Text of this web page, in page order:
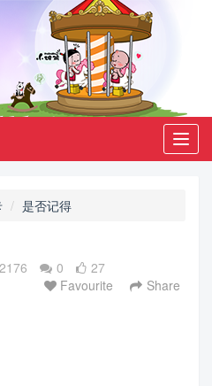
是否记得
0
27
Favourite
Share